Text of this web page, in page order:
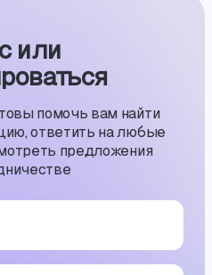
или
помочь вам найти
ответить на любые
предложения